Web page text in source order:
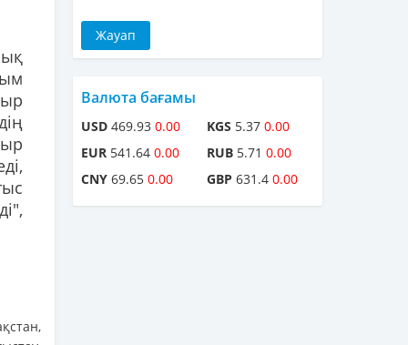
Валюта бағамы
USD 469.93 0.00
EUR 541.64 0.00
CNY 69.65 0.00
KGS 5.37 0.00
RUB 5.71 0.00
GBP 631.4 0.00